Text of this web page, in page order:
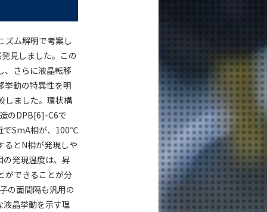
ズム解明で考案し
見しました。この
、さらに液晶転移
挙動の特異性を明
しました。環状構
のDPB[6]-C6で
でSmA相が、100℃
るとN相が発現しや
発現温度は、昇
ができることが分
の面間隔も汎用の
晶挙動を示す理